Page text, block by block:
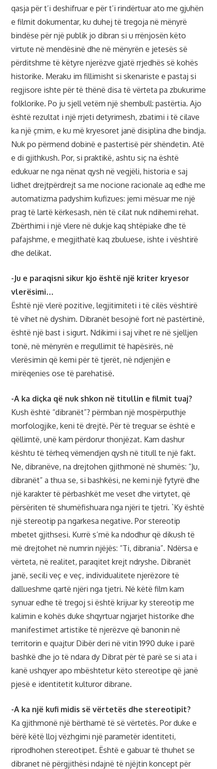
qasja për t’i deshifruar e për t’i rindërtuar ato me gjuhën
e filmit dokumentar, ku duhej të tregoja në mënyrë
bindëse për një publik jo dibran si u rrënjosën këto
virtute në mendësinë dhe në mënyrën e jetesës së
përditshme të këtyre njerëzve gjatë rrjedhës së kohës
historike. Meraku im fillimisht si skenariste e pastaj si
regjisore ishte për të thënë disa të vërteta pa zbukurime
folklorike. Po ju sjell vetëm një shembull: pastërtia. Ajo
është rezultat i një rrjeti detyrimesh, zbatimi i të cilave
ka një çmim, e ku më kryesoret janë disiplina dhe bindja.
Nuk po përmend dobinë e pastertisë për shëndetin. Atë
e di gjithkush. Por, si praktikë, ashtu siç na është
edukuar ne nga nënat qysh në vegjëli, historia e saj
lidhet drejtpërdrejt sa me nocione racionale aq edhe me
automatizma padyshim kufizues: jemi mësuar me një
prag të lartë kërkesash, nën të cilat nuk ndihemi rehat.
Zbërthimi i një vlere në dukje kaq shtëpiake dhe të
pafajshme, e megjithatë kaq zbuluese, ishte i vështirë
dhe delikat.
-Ju e paraqisni sikur kjo është një kriter kryesor
vlerësimi…
Është një vlerë pozitive, legjitimiteti i të cilës vështirë
të vihet në dyshim. Dibranët besojnë fort në pastërtinë,
është një bast i sigurt. Ndikimi i saj vihet re në sjelljen
tonë, në mënyrën e rregullimit të hapësirës, në
vlerësimin që kemi për të tjerët, në ndjenjën e
mirëqenies ose të parehatisë.
-A ka diçka që nuk shkon në titullin e filmit tuaj?
Kush është “dibranët”? përmban një mospërputhje
morfologjike, keni të drejtë. Për të treguar se është e
qëllimtë, unë kam përdorur thonjëzat. Kam dashur
kështu të tërheq vëmendjen qysh në titull te një fakt.
Ne, dibranëve, na drejtohen gjithmonë në shumës: “Ju,
dibranët” a thua se, si bashkësi, ne kemi një fytyrë dhe
një karakter të përbashkët me veset dhe virtytet, që
përsëriten të shumëfishuara nga njëri te tjetri. `Ky është
një stereotip pa ngarkesa negative. Por stereotip
mbetet gjithsesi. Kurrë s’më ka ndodhur që dikush të
më drejtohet në numrin njëjës: “Ti, dibrania”. Ndërsa e
vërteta, në realitet, paraqitet krejt ndryshe. Dibranët
janë, secili veç e veç, individualitete njerëzore të
dallueshme qartë njëri nga tjetri. Në këtë film kam
synuar edhe të tregoj si është krijuar ky stereotip me
kalimin e kohës duke shqyrtuar ngjarjet historike dhe
manifestimet artistike të njerëzve që banonin në
territorin e quajtur Dibër deri në vitin 1990 duke i parë
bashkë dhe jo të ndara dy Dibrat për të parë se si ata i
kanë ushqyer apo mbështetur këto stereotipe që janë
pjesë e identitetit kulturor dibrane.
-A ka një kufi midis së vërtetës dhe stereotipit?
Ka gjithmonë një bërthamë të së vërtetës. Por duke e
bërë këtë lloj vëzhgimi një parametër identiteti,
riprodhohen stereotipet. Është e gabuar të thuhet se
dibranet në përgjithësi ndajnë të njëjtin koncept për